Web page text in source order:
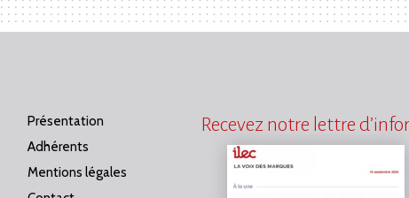
Présentation
Adhérents
Mentions légales
Recevez notre lettre